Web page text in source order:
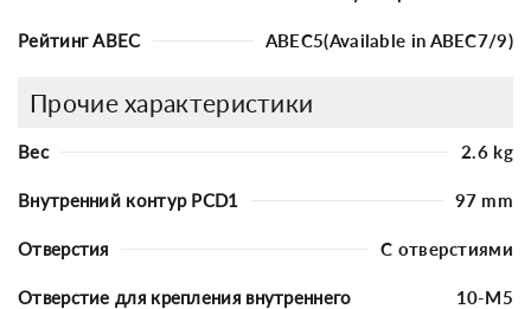
Рейтинг ABEC ABEC5(Available in ABEC7/9)
Прочие характеристики
Вес 2.6 kg
Внутренний контур PCD1 97 mm
Отверстия С отверстиями
Отверстие для крепления внутреннего
10-M5